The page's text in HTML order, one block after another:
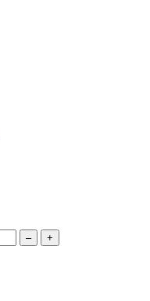
– +